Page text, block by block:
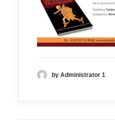
by Administrator 1